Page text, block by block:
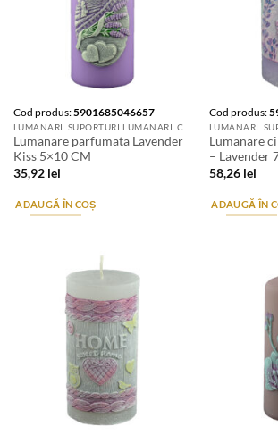
Cod produs:5901685046657
Lumanare parfumata Lavender
Kiss 5×10 CM
35,92 lei
ADAUGĂ ÎN COȘ
Cod produs:
Lumanare
– Lavender
58,26 lei
ADAUGĂ ÎN